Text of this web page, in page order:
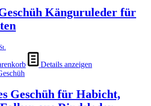
werden
Varianten
auf.
auf
der
Produktseite
werden
Känguruleder für
Details anzeigen
Geschüh für Habicht,